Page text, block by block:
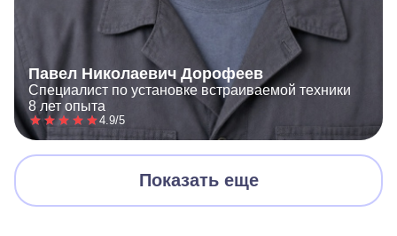
Павел Николаевич Дорофеев
Специалист по установке встраиваемой техники
8 лет опыта
4.9/5
Показать еще